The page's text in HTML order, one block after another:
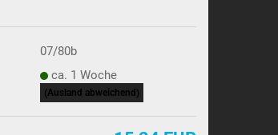
07/80b
ca. 1 Woche
(Ausland abweichend)